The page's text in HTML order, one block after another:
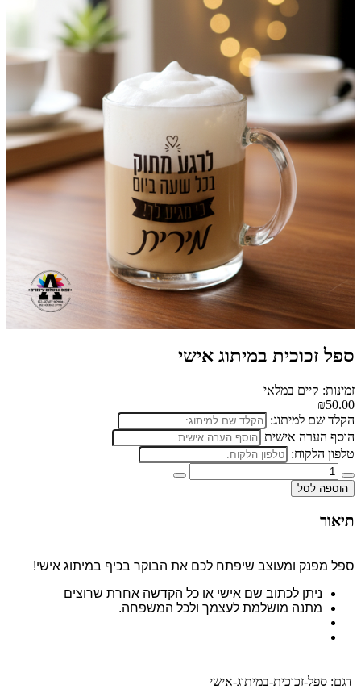
ספל זכוכית במיתוג אישי
זמינות: קיים במלאי
₪50.00
הקלד שם למיתוג:
הוסף הערה אישית
טלפון הלקוח:
הוספה לסל
תיאור
ספל מפנק ומעוצב שיפתח לכם את הבוקר בכיף במיתוג אישי!
ניתן לכתוב שם אישי או כל הקדשה אחרת שרוצים
מתנה מושלמת לעצמך ולכל המשפחה.
דגם: ספל-זכוכית-במיתוג-אישי